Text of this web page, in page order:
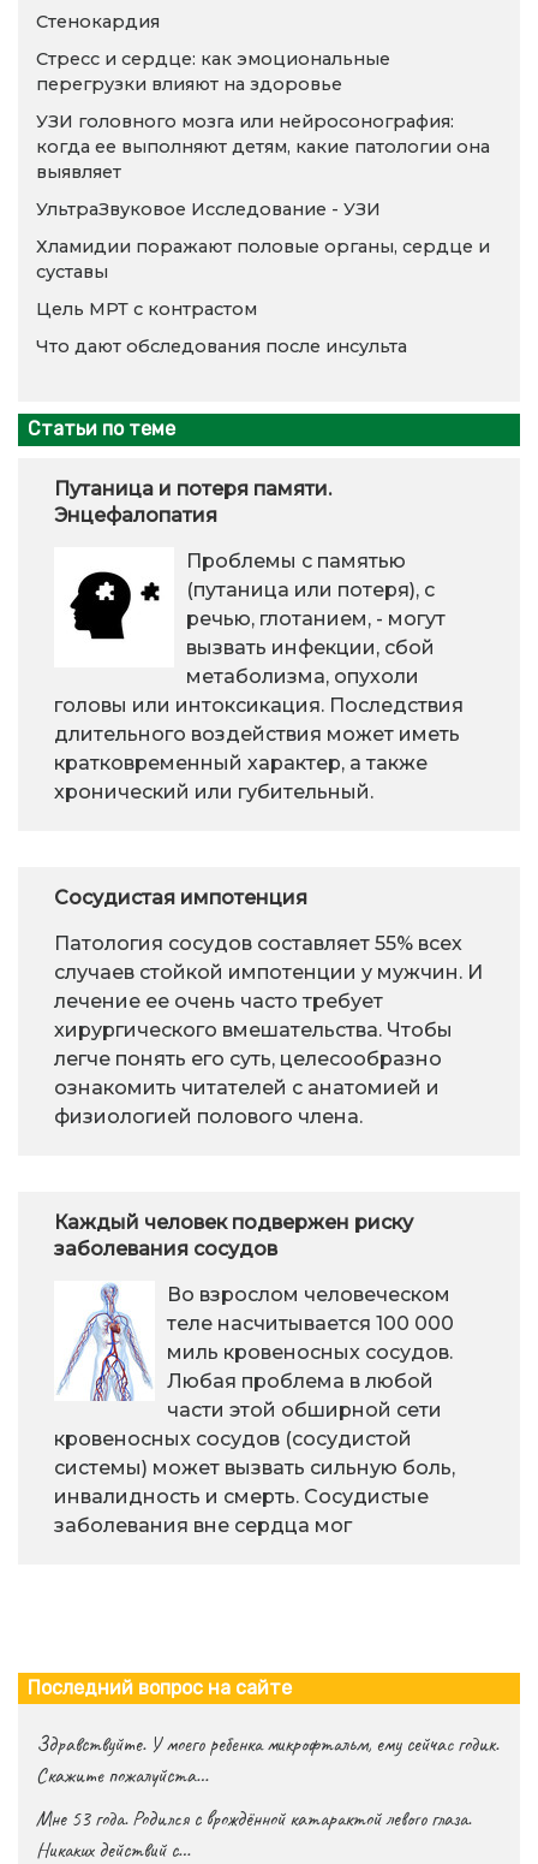
Стенокардия
Стресс и сердце: как эмоциональные
перегрузки влияют на здоровье
УЗИ головного мозга или нейросонография:
когда ее выполняют детям, какие патологии она
выявляет
УльтраЗвуковое Исследование - УЗИ
Хламидии поражают половые органы, сердце и
суставы
Цель МРТ с контрастом
Что дают обследования после инсульта
Статьи по теме
Путаница и потеря памяти.
Энцефалопатия
Проблемы с памятью
(путаница или потеря), с
речью, глотанием, - могут
вызвать инфекции, сбой
метаболизма, опухоли
головы или интоксикация. Последствия
длительного воздействия может иметь
кратковременный характер, а также
хронический или губительный.
Сосудистая импотенция
Патология сосудов составляет 55% всех
случаев стойкой импотенции у мужчин. И
лечение ее очень часто требует
хирургического вмешательства. Чтобы
легче понять его суть, целесообразно
ознакомить читателей с анатомией и
физиологией полового члена.
Каждый человек подвержен риску
заболевания сосудов
Во взрослом человеческом
теле насчитывается 100 000
миль кровеносных сосудов.
Любая проблема в любой
части этой обширной сети
кровеносных сосудов (сосудистой
системы) может вызвать сильную боль,
инвалидность и смерть. Сосудистые
заболевания вне сердца мог
Последний вопрос на сайте
Здравствуйте. У моего ребенка микрофтальм, ему сейчас годик.
Скажите пожалуйста…
Мне 53 года. Родился с врождённой катарактой левого глаза.
Никаких действий с…